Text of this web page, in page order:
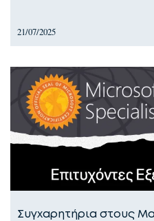
21/07/2025
Συγχαρητήρια στους